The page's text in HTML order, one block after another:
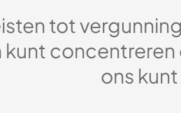
tot
kunt
ons